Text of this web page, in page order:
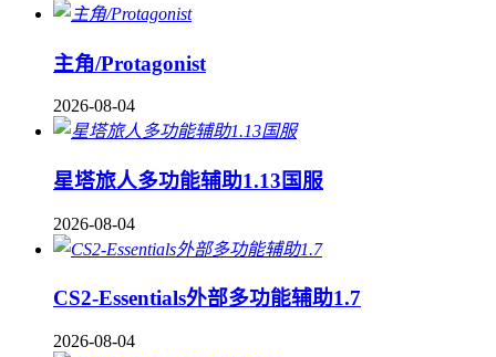
主角/Protagonist
2026-08-04
星塔旅人多功能辅助1.13国服
2026-08-04
CS2-Essentials外部多功能辅助1.7
2026-08-04